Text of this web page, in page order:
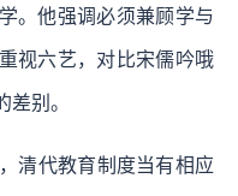
。他强调必须兼顾学与
视六艺，对比宋儒吟哦
别。
清代教育制度当有相应